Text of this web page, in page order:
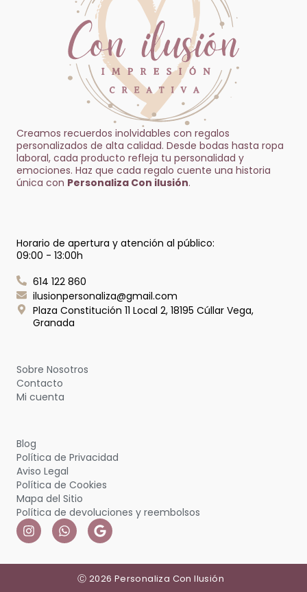
Creamos recuerdos inolvidables con regalos
personalizados de alta calidad. Desde bodas hasta ropa
laboral, cada producto refleja tu personalidad y
emociones. Haz que cada regalo cuente una historia
única con Personaliza Con ilusión.
Horario de apertura y atención al público:
09:00 - 13:00h
614 122 860
ilusionpersonaliza@gmail.com
Plaza Constitución 11 Local 2, 18195 Cúllar Vega,
Granada
Sobre Nosotros
Contacto
Mi cuenta
Blog
Política de Privacidad
Aviso Legal
Política de Cookies
Mapa del Sitio
Política de devoluciones y reembolsos
Ⓒ 2026 Personaliza Con Ilusión